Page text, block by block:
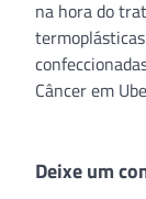
na hora do
Câncer em
Deixe um